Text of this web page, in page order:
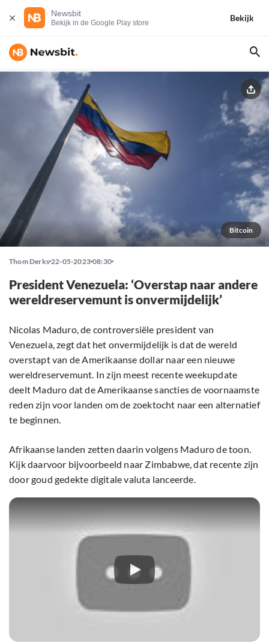
Newsbit
Bekijk in de Google Play store
Bekijk
Bitcoin
Thom Derks 22-05-2023 08:30
President Venezuela: ‘Overstap naar andere
wereldreservemunt is onvermijdelijk’
Nicolas Maduro, de controversiële president van
Venezuela, zegt dat het onvermijdelijk is dat de wereld
overstapt van de Amerikaanse dollar naar een nieuwe
wereldreservemunt. In zijn meest recente weekupdate
deelt Maduro dat de Amerikaanse sancties de voornaamste
reden zijn voor landen om de zoektocht naar een alternatief
te beginnen.
Afrikaanse landen zetten daarin volgens Maduro de toon.
Kijk daarvoor bijvoorbeeld naar Zimbabwe, dat recente zijn
door goud gedekte digitale valuta lanceerde.